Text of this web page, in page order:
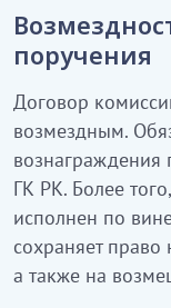
поручения
Договор
возмездным.
вознаграждения
ГК РК. Более
исполнен по
сохраняет
а также на